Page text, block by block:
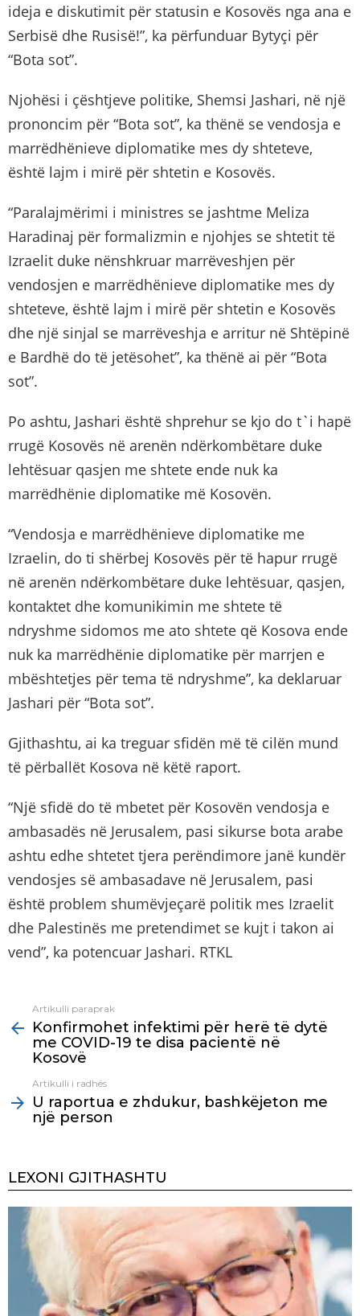
ideja e diskutimit për statusin e Kosovës nga ana e
Serbisë dhe Rusisë!”, ka përfunduar Bytyçi për
“Bota sot”.
Njohësi i çështjeve politike, Shemsi Jashari, në një
prononcim për “Bota sot”, ka thënë se vendosja e
marrëdhënieve diplomatike mes dy shteteve,
është lajm i mirë për shtetin e Kosovës.
“Paralajmërimi i ministres se jashtme Meliza
Haradinaj për formalizmin e njohjes se shtetit të
Izraelit duke nënshkruar marrëveshjen për
vendosjen e marrëdhënieve diplomatike mes dy
shteteve, është lajm i mirë për shtetin e Kosovës
dhe një sinjal se marrëveshja e arritur në Shtëpinë
e Bardhë do të jetësohet”, ka thënë ai për “Bota
sot”.
Po ashtu, Jashari është shprehur se kjo do t`i hapë
rrugë Kosovës në arenën ndërkombëtare duke
lehtësuar qasjen me shtete ende nuk ka
marrëdhënie diplomatike më Kosovën.
“Vendosja e marrëdhënieve diplomatike me
Izraelin, do ti shërbej Kosovës për të hapur rrugë
në arenën ndërkombëtare duke lehtësuar, qasjen,
kontaktet dhe komunikimin me shtete të
ndryshme sidomos me ato shtete që Kosova ende
nuk ka marrëdhënie diplomatike për marrjen e
mbështetjes për tema të ndryshme”, ka deklaruar
Jashari për “Bota sot”.
Gjithashtu, ai ka treguar sfidën më të cilën mund
të përballët Kosova në këtë raport.
“Një sfidë do të mbetet për Kosovën vendosja e
ambasadës në Jerusalem, pasi sikurse bota arabe
ashtu edhe shtetet tjera perëndimore janë kundër
vendosjes së ambasadave në Jerusalem, pasi
është problem shumëvjeçarë politik mes Izraelit
dhe Palestinës me pretendimet se kujt i takon ai
vend”, ka potencuar Jashari. RTKL
more
Artikulli paraprak
Konfirmohet infektimi për herë të dytë
me COVID-19 te disa pacientë në
Kosovë
Artikulli i radhës
U raportua e zhdukur, bashkëjeton me
një person
LEXONI GJITHASHTU